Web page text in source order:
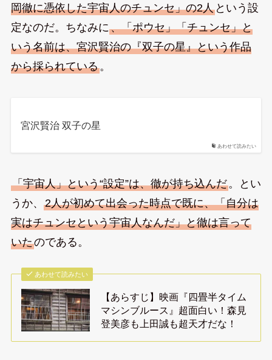
岡徹に憑依した宇宙人のチュンセ」の2人という設
定なのだ。ちなみに、「ポウセ」「チュンセ」と
いう名前は、宮沢賢治の『双子の星』という作品
から採られている。
あわせて読みたい
宮沢賢治 双子の星
「宇宙人」という“設定”は、徹が持ち込んだ。とい
うか、 2人が初めて出会った時点で既に、「自分は
実はチュンセという宇宙人なんだ」と徹は言って
いたのである。
あわせて読みたい
【あらすじ】映画『四畳半タイム
マシンブルース』超面白い！森見
登美彦も上田誠も超天才だな！